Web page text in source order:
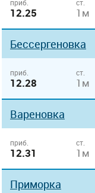
приб.
12.25
ст.
1м
Бессергеновка
приб.
12.28
ст.
1м
Вареновка
приб.
12.31
ст.
1м
Приморка